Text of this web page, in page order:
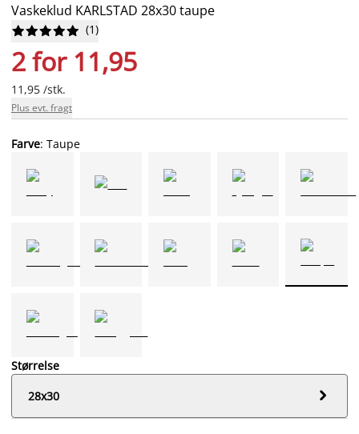
Vaskeklud KARLSTAD 28x30 taupe





 (1)
2 for 11,95
11,95 /stk.
Plus evt. fragt
Farve: Taupe
Størrelse
28x30
